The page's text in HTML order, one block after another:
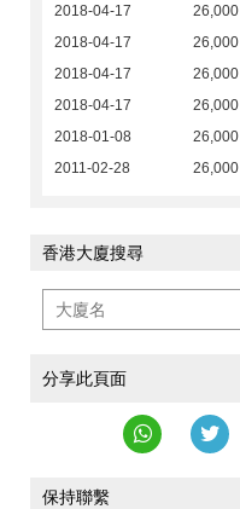
2018-04-17
26,000
2018-04-17
26,000
2018-04-17
26,000
2018-04-17
26,000
2018-01-08
26,000
2011-02-28
26,000
香港大廈搜尋
分享此頁面
保持聯繫